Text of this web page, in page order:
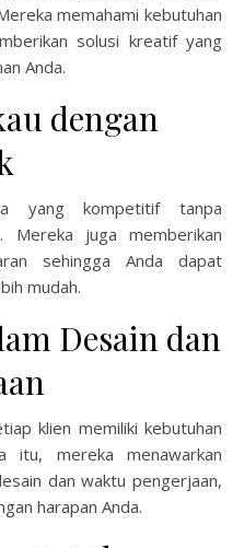
memahami kebutuhan
solusi kreatif yang
Anda.
dengan
yang kompetitif tanpa
Mereka juga memberikan
sehingga Anda dapat
mudah.
Desain dan
klien memiliki kebutuhan
itu, mereka menawarkan
dan waktu pengerjaan,
harapan Anda.